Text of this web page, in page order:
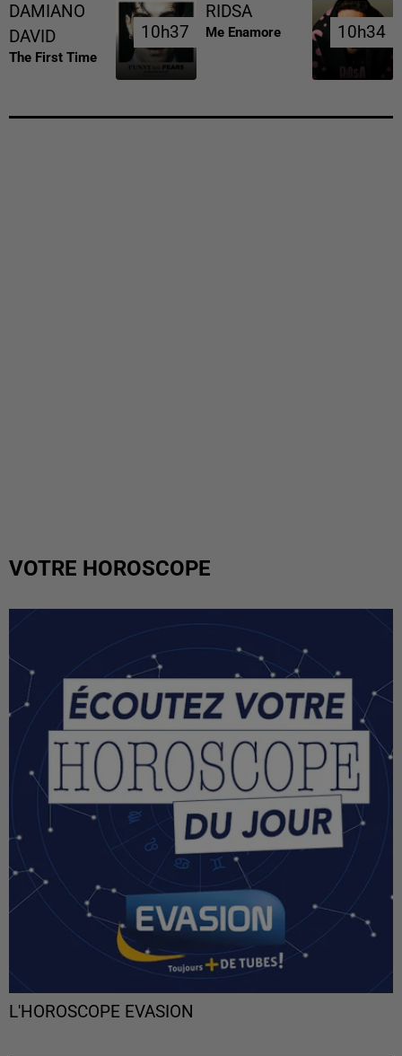
DAMIANO
DAVID
The First Time
10h37
10h37
RIDSA
Me Enamore 10h34
10h34
VOTRE HOROSCOPE
L'HOROSCOPE EVASION